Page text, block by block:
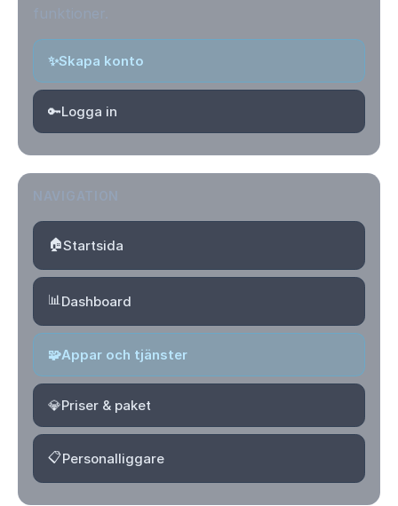
✨Skapa konto
🔑Logga in
🏠Startsida
📊Dashboard
🧩Appar och tjänster
💎Priser & paket
📋Personalliggare